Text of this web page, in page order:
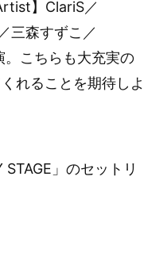
】ClariS／
三森すずこ／
こちらも大充実の
れることを期待しよ
」のセットリ